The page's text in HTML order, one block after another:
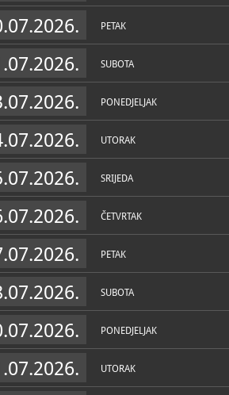
PETAK
SUBOTA
PONEDJELJAK
UTORAK
SRIJEDA
ČETVRTAK
PETAK
SUBOTA
PONEDJELJAK
UTORAK